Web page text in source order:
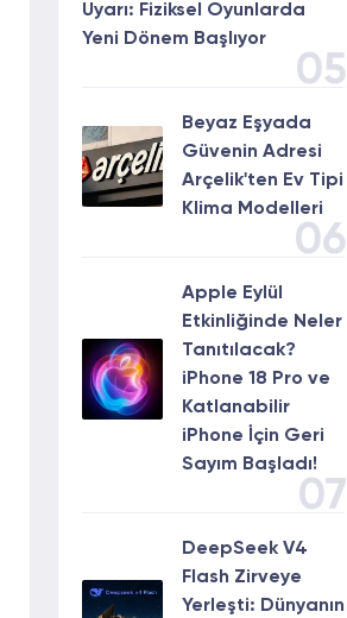
Uyarı: Fiziksel Oyunlarda
Yeni Dönem Başlıyor
05
Beyaz Eşyada
Güvenin Adresi
Arçelik'ten Ev Tipi
Klima Modelleri
06
Apple Eylül
Etkinliğinde Neler
Tanıtılacak?
iPhone 18 Pro ve
Katlanabilir
iPhone İçin Geri
Sayım Başladı!
07
DeepSeek V4
Flash Zirveye
Yerleşti: Dünyanın